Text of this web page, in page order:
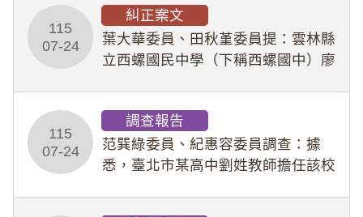
業把關與糾錯功能，不僅首份調查報
告漏未審酌師生不
115
07-24
糾正案文
葉大華委員、田秋堇委員提：雲林縣
立西螺國民中學（下稱西螺國中）廖
教羽球隊學生等行為，歷經該校校園
事件處理會議（下
115
07-24
調查報告
范巽綠委員、紀惠容委員調查：據
悉，臺北市某高中劉姓教師擔任該校